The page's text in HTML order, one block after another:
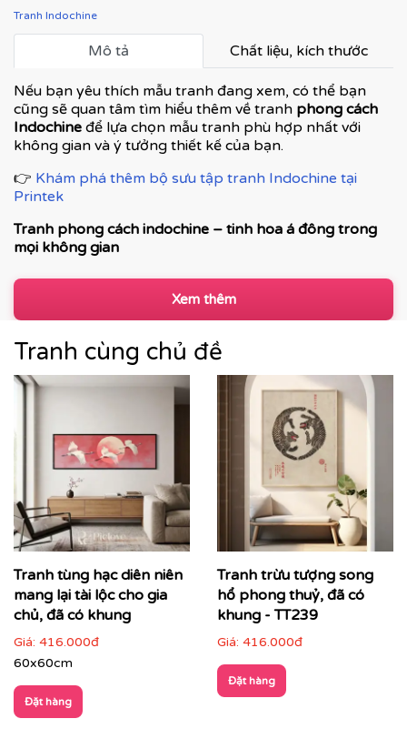
Tranh Indochine
Mô tả Chất liệu, kích thước
Nếu bạn yêu thích mẫu tranh đang xem, có thể bạn
cũng sẽ quan tâm tìm hiểu thêm về tranh phong cách
Indochine để lựa chọn mẫu tranh phù hợp nhất với
không gian và ý tưởng thiết kế của bạn.
👉 Khám phá thêm bộ sưu tập tranh Indochine tại
Printek
Tranh phong cách indochine – tinh hoa á đông trong
mọi không gian
Tranh phong cách Indochine là dòng tranh nghệ thuật
kết hợp hài hòa giữa vẻ đẹp cổ điển Á Đông và nét tinh
tế của kiến trúc Pháp thuộc địa. Đây không chỉ là tranh
tế, sự hoài cổ nhưng vẫn sang trọng hiện đại.
Xem thêm
Tranh cùng chủ đề
Tranh tùng hạc diên niên
mang lại tài lộc cho gia
chủ, đã có khung
Giá: 416.000đ
60x60cm
Đặt hàng
Tranh trừu tượng song
hổ phong thuỷ, đã có
khung - TT239
Giá: 416.000đ
Đặt hàng